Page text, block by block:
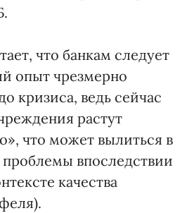
что банкам следует
опыт чрезмерно
кризиса, ведь сейчас
растут
что может вылиться в
впоследствии
качества